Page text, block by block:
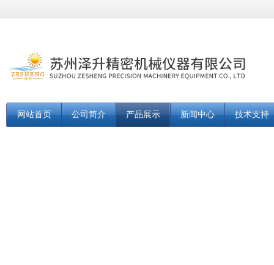
网站首页 公司简介 产品展示 新闻中心 技术支持